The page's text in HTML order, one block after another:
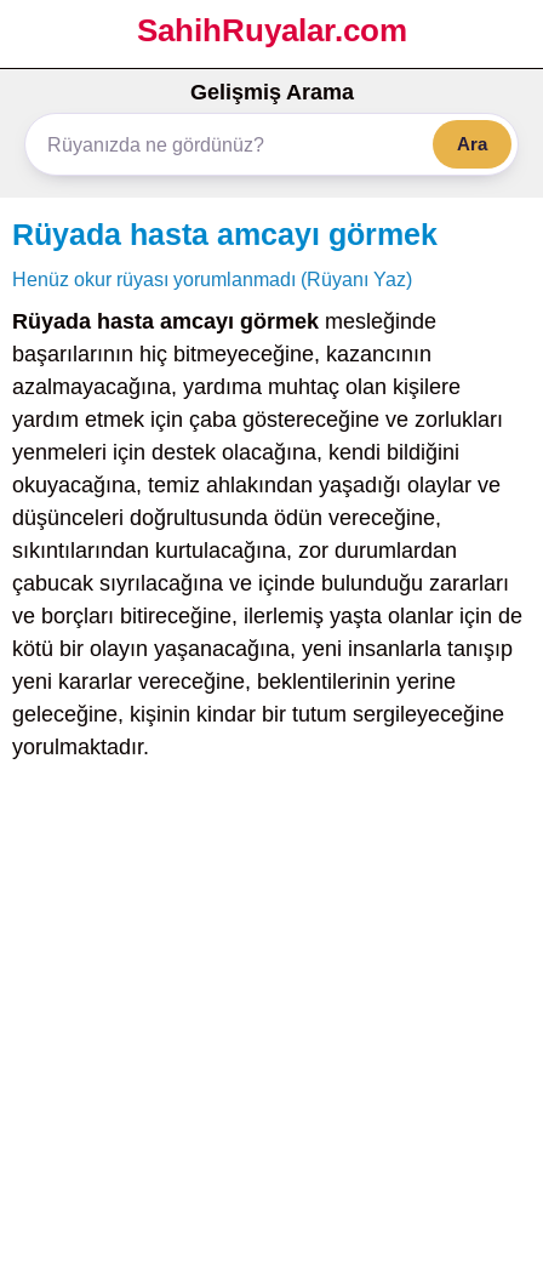
SahihRuyalar.com
Gelişmiş Arama
Ara
Rüyada hasta amcayı görmek
Henüz okur rüyası yorumlanmadı (Rüyanı Yaz)
Rüyada hasta amcayı görmek mesleğinde
başarılarının hiç bitmeyeceğine, kazancının
azalmayacağına, yardıma muhtaç olan kişilere
yardım etmek için çaba göstereceğine ve zorlukları
yenmeleri için destek olacağına, kendi bildiğini
okuyacağına, temiz ahlakından yaşadığı olaylar ve
düşünceleri doğrultusunda ödün vereceğine,
sıkıntılarından kurtulacağına, zor durumlardan
çabucak sıyrılacağına ve içinde bulunduğu zararları
ve borçları bitireceğine, ilerlemiş yaşta olanlar için de
kötü bir olayın yaşanacağına, yeni insanlarla tanışıp
yeni kararlar vereceğine, beklentilerinin yerine
geleceğine, kişinin kindar bir tutum sergileyeceğine
yorulmaktadır.